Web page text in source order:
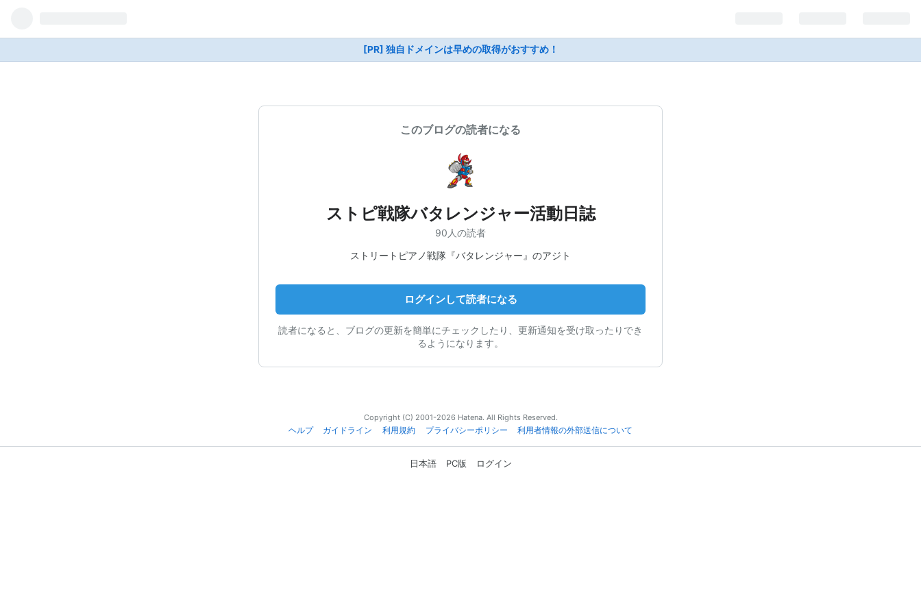
[PR] 独自ドメインは早めの取得がおすすめ！
このブログの読者になる
ストピ戦隊バタレンジャー活動日誌
90人の読者
ストリートピアノ戦隊『バタレンジャー』のアジト
ログインして読者になる
読者になると、ブログの更新を簡単にチェックしたり、更新通知を受け取ったりでき
るようになります。
Copyright (C) 2001-2026 Hatena. All Rights Reserved.
ヘルプ
ガイドライン 利用規約 プライバシーポリシー 利用者情報の外部送信について
日本語 PC版 ログイン